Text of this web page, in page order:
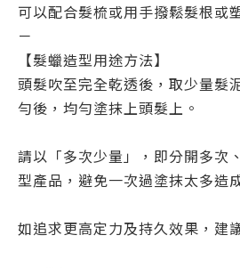
可以配合髮梳或用手撥鬆髮根或
－
【髮蠟造型用途方法】
頭髮吹至完全乾透後，取少量髮
勻後，均勻塗抹上頭髮上。
請以「多次少量」，即分開多次
型產品，避免一次過塗抹太多造
如追求更高定力及持久效果，建